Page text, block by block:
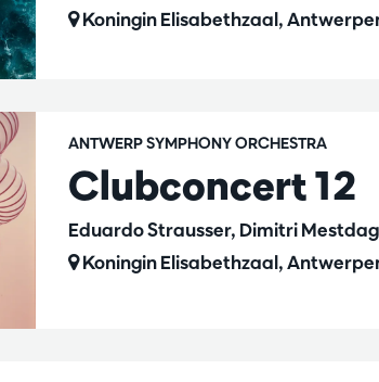
Koningin Elisabethzaal,
Clubconcert 12
Eduardo Strausser, Dimitri
ANTWERP SYMPHONY ORCHESTRA
Koningin Elisabethzaal,